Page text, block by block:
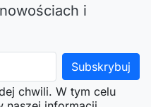
i
chwili. W tym celu